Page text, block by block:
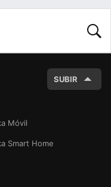
SUBIR
Móvil
Smart Home